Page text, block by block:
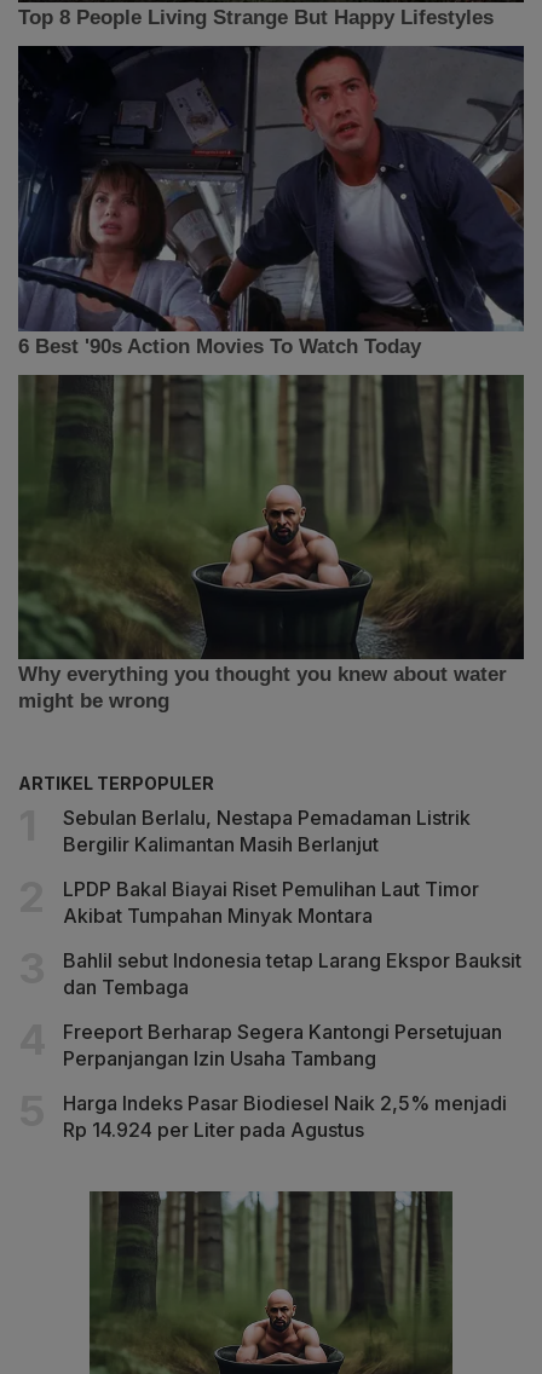
ARTIKEL TERPOPULER
Sebulan Berlalu, Nestapa Pemadaman Listrik
Bergilir Kalimantan Masih Berlanjut
LPDP Bakal Biayai Riset Pemulihan Laut Timor
Akibat Tumpahan Minyak Montara
Bahlil sebut Indonesia tetap Larang Ekspor Bauksit
dan Tembaga
Freeport Berharap Segera Kantongi Persetujuan
Perpanjangan Izin Usaha Tambang
Harga Indeks Pasar Biodiesel Naik 2,5% menjadi
Rp 14.924 per Liter pada Agustus